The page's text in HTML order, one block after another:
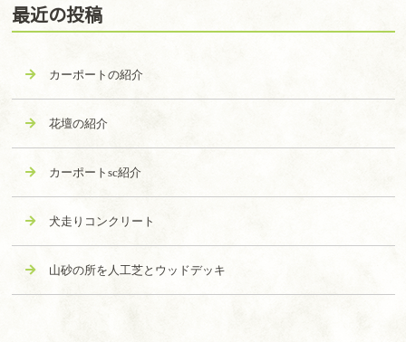
最近の投稿
カーポートの紹介
花壇の紹介
カーポートsc紹介
犬走りコンクリート
山砂の所を人工芝とウッドデッキ